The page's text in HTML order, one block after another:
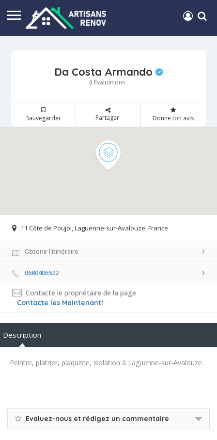
Da Costa Armando
0 Évaluations
Sauvegarder Partager Donne ton avis
11 Côte de Poujol, Laguenne-sur-Avalouze, France
Obtenir l'itinéraire
0680406522
Contacte le propriétaire de la page
Contacte les Maintenant!
Description
Peintre, platrier, plaquiste, isolation à Laguenne-sur-Avalouze.
Evaluez-nous et rédigez un commentaire